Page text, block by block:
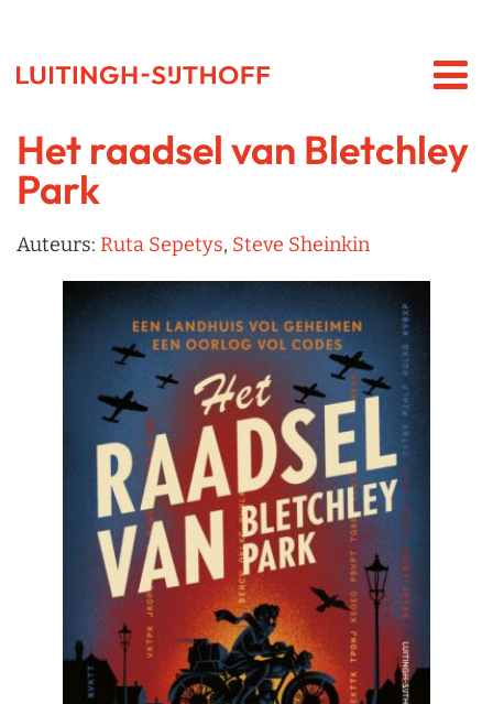
Het raadsel van Bletchley
Park
Auteurs: Ruta Sepetys, Steve Sheinkin